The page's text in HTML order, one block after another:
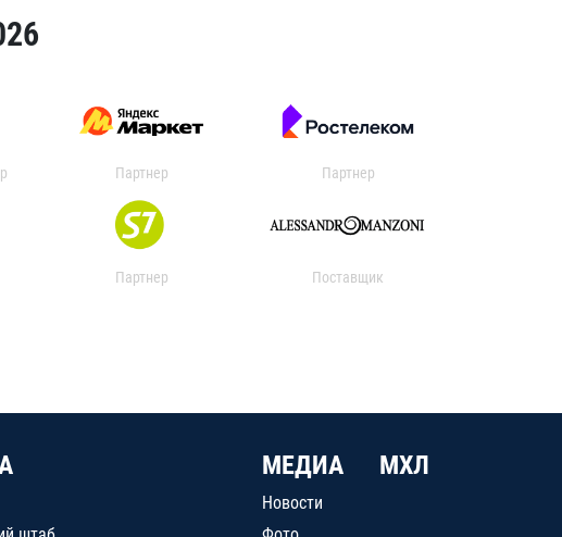
Партнер Партнер
Партнер Поставщик
МЕДИА
Новости
МХЛ